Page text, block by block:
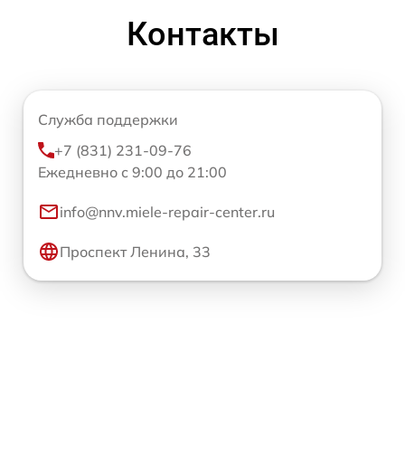
Контакты
Служба поддержки
+7 (831) 231-09-76
Ежедневно с 9:00 до 21:00
info@nnv.miele-repair-center.ru
Проспект Ленина, 33